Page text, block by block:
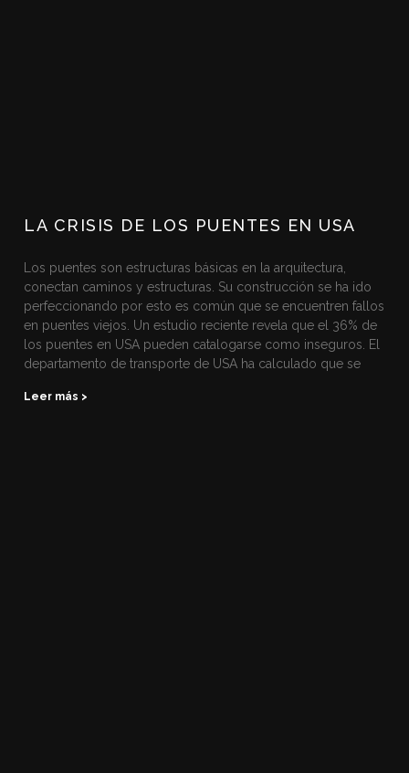
LA CRISIS DE LOS PUENTES EN USA
Los puentes son estructuras básicas en la arquitectura,
conectan caminos y estructuras. Su construcción se ha ido
perfeccionando por esto es común que se encuentren fallos
en puentes viejos. Un estudio reciente revela que el 36% de
los puentes en USA pueden catalogarse como inseguros. El
departamento de transporte de USA ha calculado que se
Leer más >